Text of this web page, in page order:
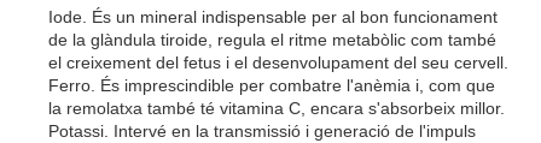
Iode. És un mineral indispensable per al bon funcionament
de la glàndula tiroide, regula el ritme metabòlic com també
el creixement del fetus i el desenvolupament del seu cervell.
Ferro. És imprescindible per combatre l'anèmia i, com que
la remolatxa també té vitamina C, encara s'absorbeix millor.
Potassi. Intervé en la transmissió i generació de l'impuls